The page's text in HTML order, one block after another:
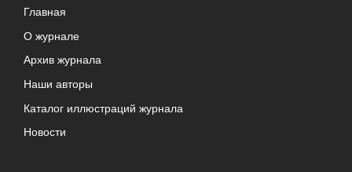
Главная
О журнале
Архив журнала
Наши авторы
Каталог иллюстраций журнала
Новости